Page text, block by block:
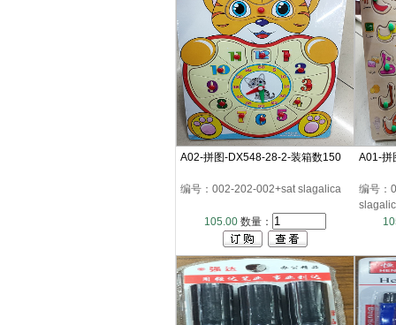
A02-拼图-DX548-28-2-装箱数150
编号：002-202-002+sat slagalica
105.00 数量：
A01-拼
编号：